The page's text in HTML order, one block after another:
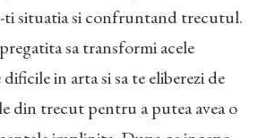
ti situatia si confruntand trecutul.
sa transformi acele
in arta si sa te eliberezi de
din trecut pentru a putea avea o